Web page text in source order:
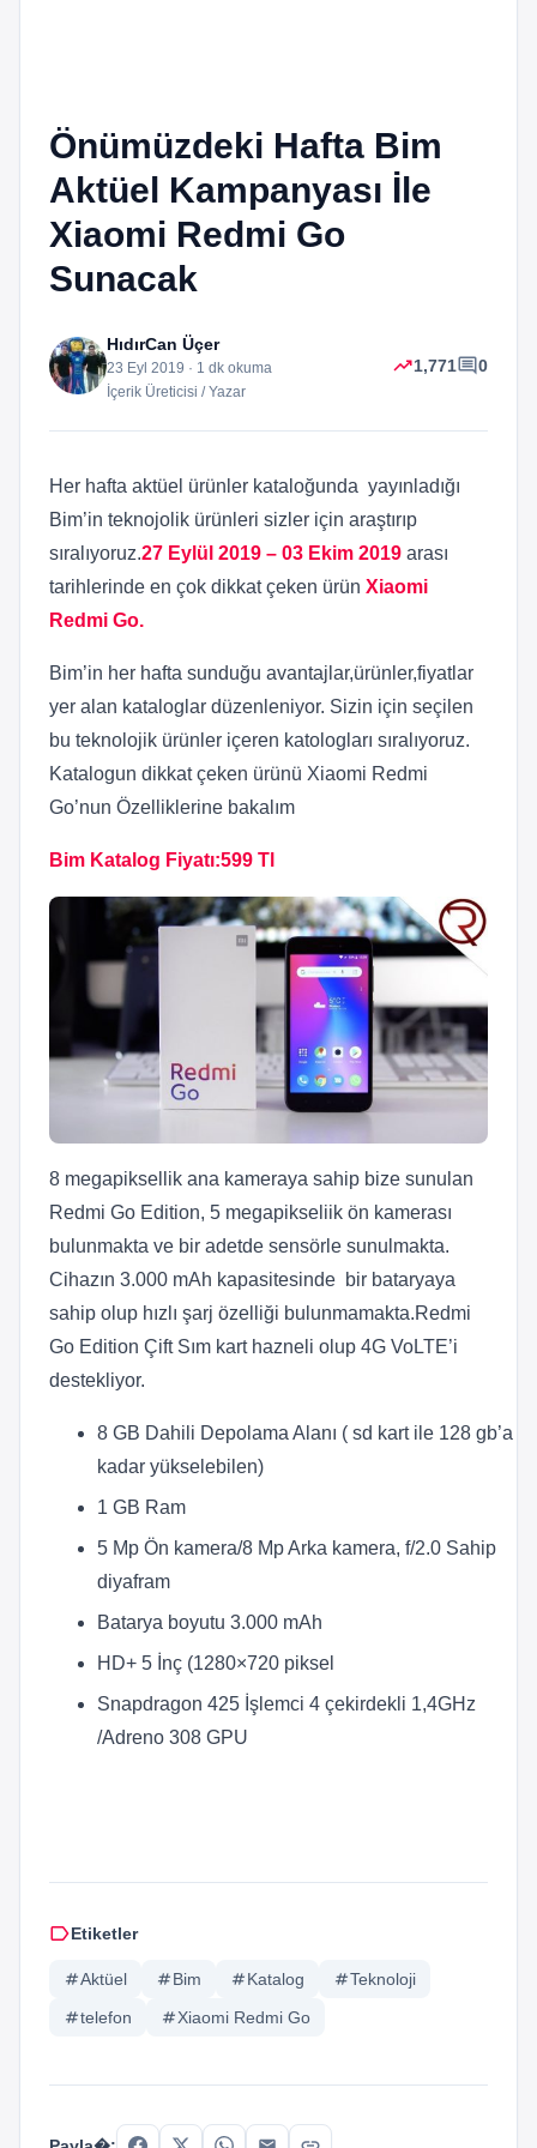
Önümüzdeki Hafta Bim
Aktüel Kampanyası İle
Xiaomi Redmi Go
Sunacak
HıdırCan Üçer
23 Eyl 2019 · 1 dk okuma
İçerik Üreticisi / Yazar
trending_up1,771comment0
Her hafta aktüel ürünler kataloğunda yayınladığı
Bim’in teknojolik ürünleri sizler için araştırıp
sıralıyoruz.27 Eylül 2019 – 03 Ekim 2019 arası
tarihlerinde en çok dikkat çeken ürün Xiaomi
Redmi Go.
Bim’in her hafta sunduğu avantajlar,ürünler,fiyatlar
yer alan kataloglar düzenleniyor. Sizin için seçilen
bu teknolojik ürünler içeren katologları sıralıyoruz.
Katalogun dikkat çeken ürünü Xiaomi Redmi
Go’nun Özelliklerine bakalım
Bim Katalog Fiyatı:599 Tl
8 megapiksellik ana kameraya sahip bize sunulan
Redmi Go Edition, 5 megapikseliik ön kamerası
bulunmakta ve bir adetde sensörle sunulmakta.
Cihazın 3.000 mAh kapasitesinde bir bataryaya
sahip olup hızlı şarj özelliği bulunmamakta.Redmi
Go Edition Çift Sım kart hazneli olup 4G VoLTE’i
destekliyor.
8 GB Dahili Depolama Alanı ( sd kart ile 128 gb’a
kadar yükselebilen)
1 GB Ram
5 Mp Ön kamera/8 Mp Arka kamera, f/2.0 Sahip
diyafram
Batarya boyutu 3.000 mAh
HD+ 5 İnç (1280×720 piksel
Snapdragon 425 İşlemci 4 çekirdekli 1,4GHz
/Adreno 308 GPU
labelEtiketler
tagAktüel tagBim tagKatalog tagTeknoloji
tagtelefon tagXiaomi Redmi Go